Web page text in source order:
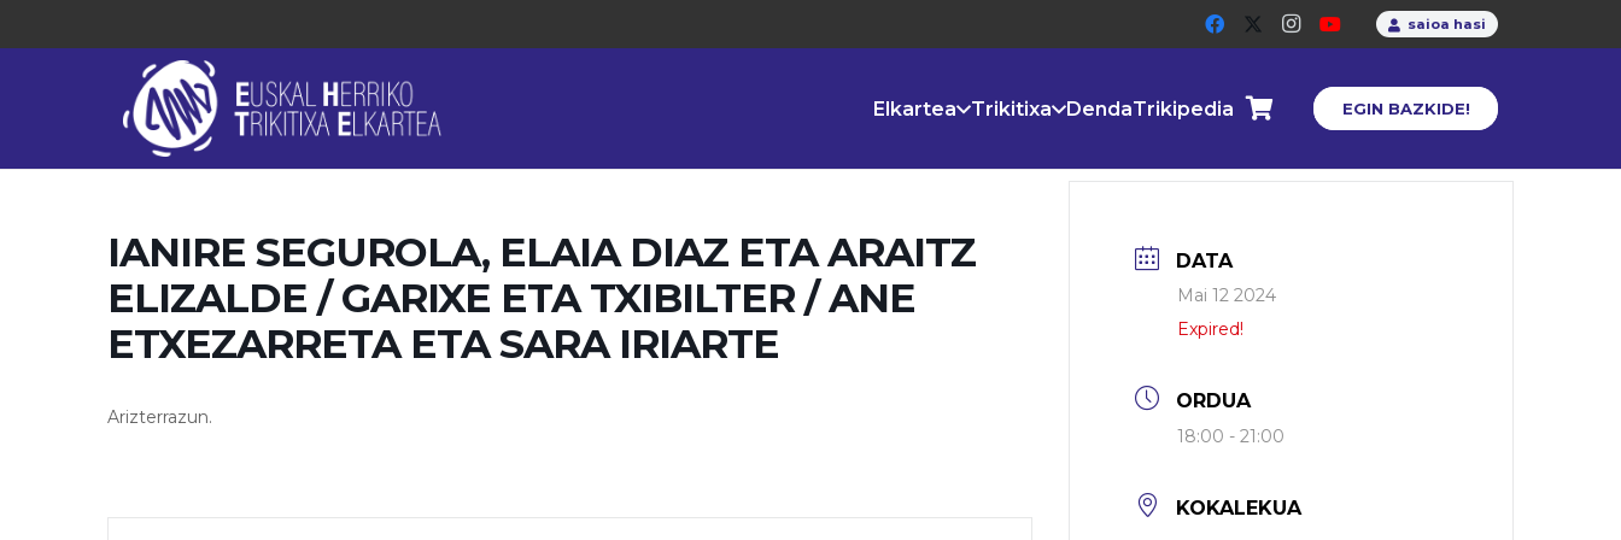
saioa hasi
Elkartea Trikitixa DendaTrikipedia EGIN BAZKIDE!
IANIRE SEGUROLA, ELAIA DIAZ ETA ARAITZ
ELIZALDE / GARIXE ETA TXIBILTER / ANE
ETXEZARRETA ETA SARA IRIARTE
Arizterrazun.
DATA
Mai 12 2024
Expired!
ORDUA
18:00 - 21:00
KOKALEKUA